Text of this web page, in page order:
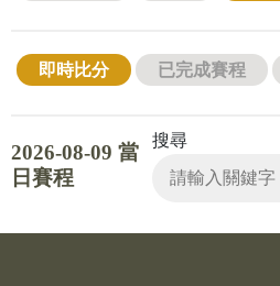
即時比分 已完成賽程
2026-08-09 當
日賽程
搜尋